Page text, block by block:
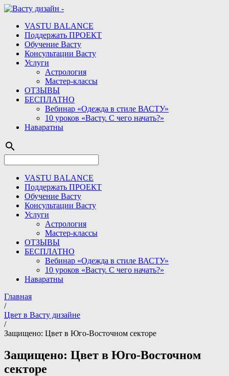
VASTU BALANCE
Поддержать ПРОЕКТ
Обучение Васту
Консультации Васту
Услуги
Астрология
Мастер-классы
ОТЗЫВЫ
БЕСПЛАТНО
Вебинар «Одежда в стиле ВАСТУ»
10 уроков «Васту. С чего начать?»
Наваратны
search
VASTU BALANCE
Поддержать ПРОЕКТ
Обучение Васту
Консультации Васту
Услуги
Астрология
Мастер-классы
ОТЗЫВЫ
БЕСПЛАТНО
Вебинар «Одежда в стиле ВАСТУ»
10 уроков «Васту. С чего начать?»
Наваратны
Главная
/
Цвет в Васту дизайне
/
Защищено: Цвет в Юго-Восточном секторе
Защищено: Цвет в Юго-Восточном
секторе